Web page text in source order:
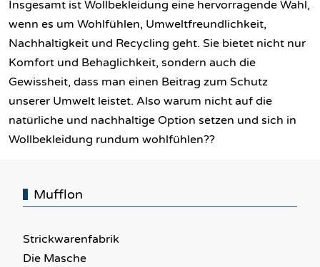
Insgesamt ist Wollbekleidung eine hervorragende Wahl,
wenn es um Wohlfühlen, Umweltfreundlichkeit,
Nachhaltigkeit und Recycling geht. Sie bietet nicht nur
Komfort und Behaglichkeit, sondern auch die
Gewissheit, dass man einen Beitrag zum Schutz
unserer Umwelt leistet. Also warum nicht auf die
natürliche und nachhaltige Option setzen und sich in
Wollbekleidung rundum wohlfühlen??
Mufflon
Strickwarenfabrik
Die Masche